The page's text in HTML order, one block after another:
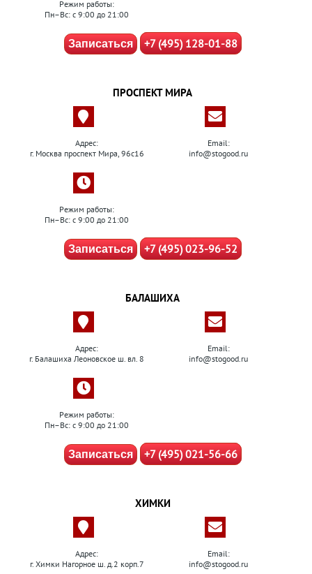
Режим работы:
Пн–Вс: с 9:00 до 21:00
Записаться +7 (495) 128-01-88
ПРОСПЕКТ МИРА
Адрес:
г. Москва проспект Мира, 96с16
Email:
info@stogood.ru
Режим работы:
Пн–Вс: с 9:00 до 21:00
Записаться +7 (495) 023-96-52
БАЛАШИХА
Адрес:
г. Балашиха Леоновское ш. вл. 8
Email:
info@stogood.ru
Режим работы:
Пн–Вс: с 9:00 до 21:00
Записаться +7 (495) 021-56-66
ХИМКИ
Адрес:
г. Химки Нагорное ш. д.2 корп.7
Email:
info@stogood.ru